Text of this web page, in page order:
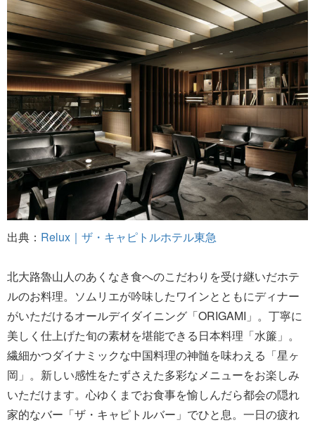
出典： Relux｜ザ・キャピトルホテル東急
北大路魯山人のあくなき食へのこだわりを受け継いだホテ
ルのお料理。ソムリエが吟味したワインとともにディナー
がいただけるオールデイダイニング「ORIGAMI」。丁寧に
美しく仕上げた旬の素材を堪能できる日本料理「水簾」。
繊細かつダイナミックな中国料理の神髄を味わえる「星ヶ
岡」。新しい感性をたずさえた多彩なメニューをお楽しみ
いただけます。心ゆくまでお食事を愉しんだら都会の隠れ
家的なバー「ザ・キャピトルバー」でひと息。一日の疲れ